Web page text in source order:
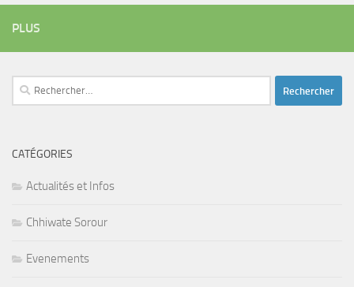
PLUS
Rechercher :
CATÉGORIES
Actualités et Infos
Chhiwate Sorour
Evenements